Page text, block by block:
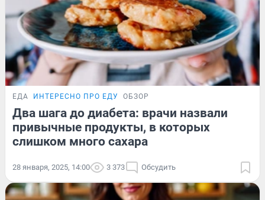
ЕДА ИНТЕРЕСНО ПРО ЕДУ ОБЗОР
Два шага до диабета: врачи назвали
привычные продукты, в которых
слишком много сахара
28 января, 2025, 14:00 3 373 Обсудить